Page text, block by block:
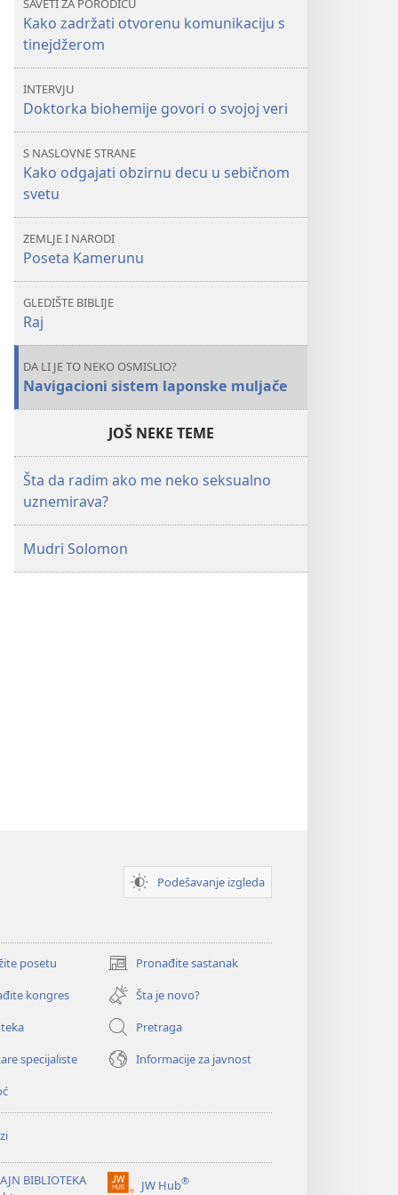
obzirnu
decu
SAVETI ZA PORODICU
Kako zadržati otvorenu komunikaciju s
tinejdžerom
INTERVJU
Doktorka biohemije govori o svojoj veri
S NASLOVNE STRANE
Kako odgajati obzirnu decu u sebičnom
svetu
ZEMLJE I NARODI
Poseta Kamerunu
GLEDIŠTE BIBLIJE
Raj
DA LI JE TO NEKO OSMISLIO?
Navigacioni sistem laponske muljače
JOŠ NEKE TEME
Šta da radim ako me neko seksualno
uznemirava?
Mudri Solomon
Podešavanje izgleda
posetu Pronađite sastanak
(otvara
novi
prozor)
kongres
Šta je novo?
Pretraga
specijaliste
Informacije za javnost
BIBLIOTEKA
JW Hub®